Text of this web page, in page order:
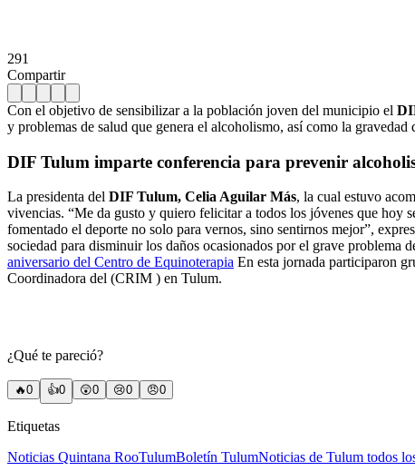
291
Compartir
Con el objetivo de sensibilizar a la población joven del municipio el
y problemas de salud que genera el alcoholismo, así como la
DIF Tulum imparte conferencia para prevenir
La presidenta del DIF Tulum, Celia Aguilar Más, la cual estuvo
vivencias. “Me da gusto y quiero felicitar a todos los jóvenes que hoy
fomentado el deporte no solo para vernos, sino sentirnos mejor”,
sociedad para disminuir los daños ocasionados por el grave problema
aniversario del Centro de Equinoterapia En esta jornada participaron
Coordinadora del (CRIM ) en Tulum.
¿Qué te pareció?
🔥0 👍0 😲0 😢0 😠0
Etiquetas
Noticias Quintana RooTulumBoletín TulumNoticias de Tulum todos